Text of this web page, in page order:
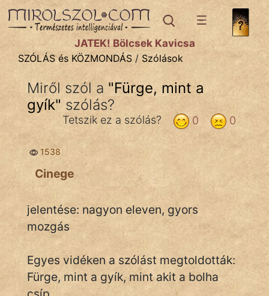
SZÓLÁS ÉS KÖZMONDÁStémák:
Bibliai
Közmondások
Szállóigék
Szóláscsoportok
Szólások
Tréfás
JÁTÉK! Bölcsek Kavicsa
SZÓLÁS és KÖZMONDÁS / Szólások
Miről szól a "Fürge, mint a
gyík" szólás?
0
0
Tetszik ez a szólás?
1538
Cinege
jelentése: nagyon eleven, gyors
mozgás
Egyes vidéken a szólást megtoldották:
Fürge, mint a gyík, mint akit a bolha